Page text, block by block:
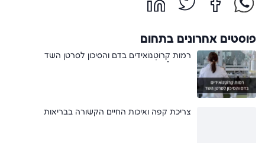
פוסטים אחרונים בתחום
רמות קָרוֹטֶנוֹאידים בדם והסיכון לסרטן השד
צריכת קפה ואיכות החיים הקשורה בבריאות